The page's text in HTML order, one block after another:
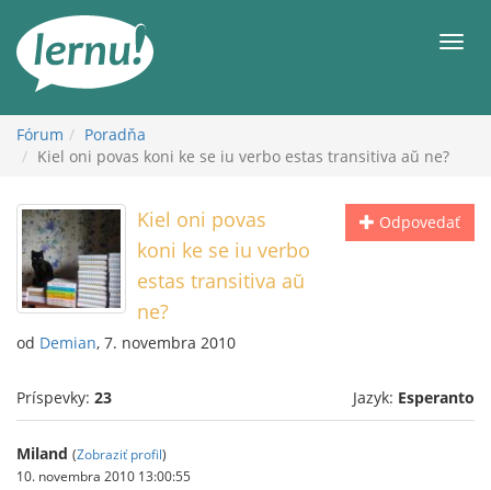
obsah
Fórum
Poradňa
Kiel oni povas koni ke se iu verbo estas transitiva aŭ ne?
Odpovedať
Kiel oni povas
koni ke se iu verbo
estas transitiva aŭ
ne?
od Demian, 7. novembra 2010
Príspevky: 23 Jazyk: Esperanto
Miland (Zobraziť profil)
10. novembra 2010 13:00:55